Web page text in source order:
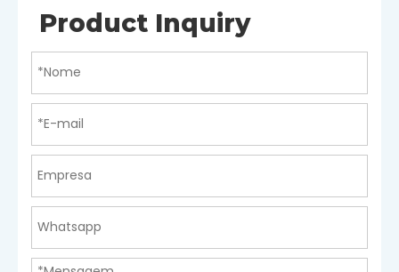
Product Inquiry